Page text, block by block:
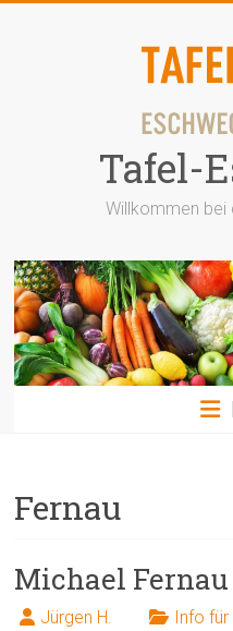
Tafel-
Willkommen bei
Fernau
Michael Fernau
Jürgen H. Info